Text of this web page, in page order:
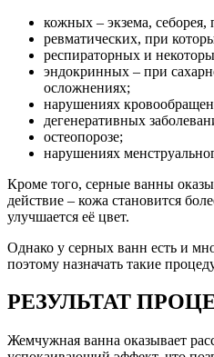
кожных – экзема, себорея,
ревматических, при
респираторных и
эндокринных – при
осложнениях;
нарушениях
дегенеративных
остеопорозе;
нарушениях
Кроме того, серные ванны
действие – кожа становится
улучшается её цвет.
Однако у серных ванн есть и
поэтому назначать такие
РЕЗУЛЬТАТ
Жемчужная ванна оказывает